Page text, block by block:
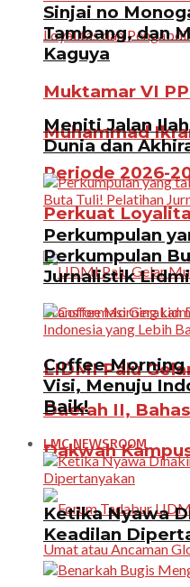
Muktamar VI
Muhammad
Periode 2026-
Perkuat
LIDMI Palu
Daerah II,
Dakwah
Sinjai no
Tambang, dan
Kaguya
Meniti Jalan
Dunia dan
Perkumpulan
Perkumpulan
Jurnalistik
Coffee Morning
Visi, Menuju
Baik!
LMC NEWSROOM
Ketika Nyawa
Keadilan